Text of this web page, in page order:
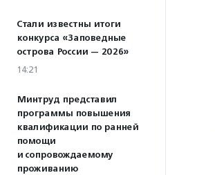
Стали известны итоги
конкурса «Заповедные
острова России — 2026»
14:21
Минтруд представил
программы повышения
квалификации по ранней
помощи
и сопровождаемому
проживанию